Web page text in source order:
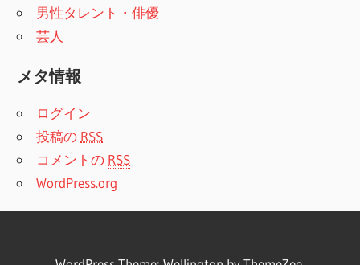
男性タレント・俳優
芸人
メタ情報
ログイン
投稿の RSS
コメントの RSS
WordPress.org